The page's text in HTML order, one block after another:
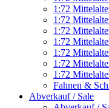
1:72
1:72
1:72
1:72
1:72
1:72
1:72
Fahnen &
Abverkauf / Sale